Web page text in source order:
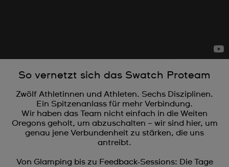
So vernetzt sich das Swatch Proteam
Zwölf Athletinnen und Athleten. Sechs Disziplinen.
Ein Spitzenanlass für mehr Verbindung.
Wir haben das Team nicht einfach in die Weiten
Oregons geholt, um abzuschalten – wir sind hier, um
genau jene Verbundenheit zu stärken, die uns
antreibt.
Von Glamping bis zu Feedback-Sessions: Die Tage